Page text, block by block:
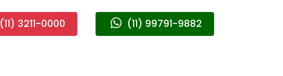
(11) 3211-0000 (11) 99791-9882